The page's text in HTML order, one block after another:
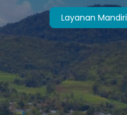
Layanan Mandiri